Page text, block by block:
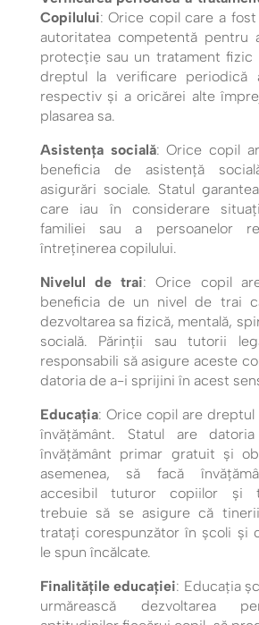
Copilului: Orice copil care a
autoritatea competentă pentru
protecţie sau un tratament fizic
dreptul la verificare periodică
respectiv şi a oricărei alte
plasarea sa.
Asistența socială: Orice copil
beneficia de asistență
asigurări sociale. Statul
care iau în considerare
familiei sau a persoanelor
întreținerea copilului.
Nivelul de trai: Orice copil
beneficia de un nivel de trai
dezvoltarea sa fizică, mentală,
socială. Părinții sau tutorii
responsabili să asigure aceste
datoria de a-i sprijini în acest
Educația: Orice copil are dreptul
învățământ. Statul are
învățământ primar gratuit și
asemenea, să facă
accesibil tuturor copiilor și
trebuie să se asigure că
tratați corespunzător în școli și
le spun încălcate.
Finalitățile educației: Educația
urmărească dezvoltarea